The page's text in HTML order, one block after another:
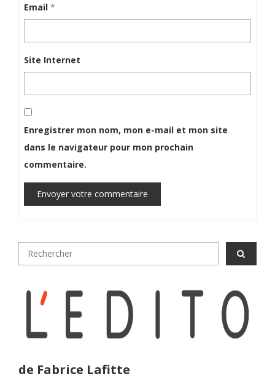
Email *
Site Internet
Enregistrer mon nom, mon e-mail et mon site
dans le navigateur pour mon prochain
commentaire.
Envoyer votre commentaire
de Fabrice Lafitte